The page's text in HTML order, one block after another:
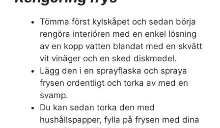
Tömma först kylskåpet och sedan börja
rengöra interiören med en enkel lösning
av en kopp vatten blandat med en skvätt
vit vinäger och en sked diskmedel.
Lägg den i en sprayflaska och spraya
frysen ordentligt och torka av med en
svamp.
Du kan sedan torka den med
hushållspapper, fylla på frysen med dina